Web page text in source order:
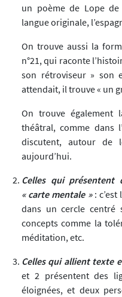
un poème de Lope
langue originale,
On trouve aussi la
n°21, qui raconte
son rétroviseur » son
attendait, il trouve « un
On trouve également
théâtral, comme dans
discutent, autour
aujourd’hui.
Celles qui présentent
« carte mentale »: c’est
dans un cercle
concepts comme la
méditation, etc.
Celles qui allient texte
et 2 présentent des
éloignées, et deux